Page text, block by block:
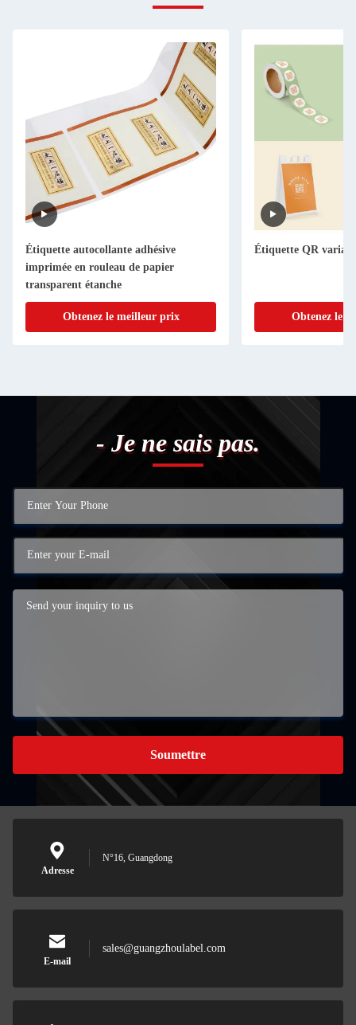
Étiquette autocollante adhésive
imprimée en rouleau de papier
transparent étanche
Obtenez le meilleur prix
Étiquette QR
Obtenez le
- Je ne sais pas.
Soumettre
Adresse
N°16, Guangdong
E-mail
sales@guangzhoulabel.com